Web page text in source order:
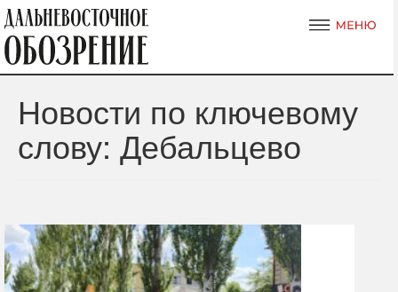
Новости по ключевому
слову: Дебальцево